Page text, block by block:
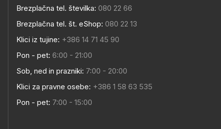
Brezplačna tel. številka: 080 22 66
Brezplačna tel. št. eShop: 080 22 13
Klici iz tujine: +386 14 71 45 90
Pon - pet: 6:00 - 21:00
Sob, ned in prazniki: 7:00 - 20:00
Klici za pravne osebe: +386 1 58 63 535
Pon - pet: 7:00 - 15:00